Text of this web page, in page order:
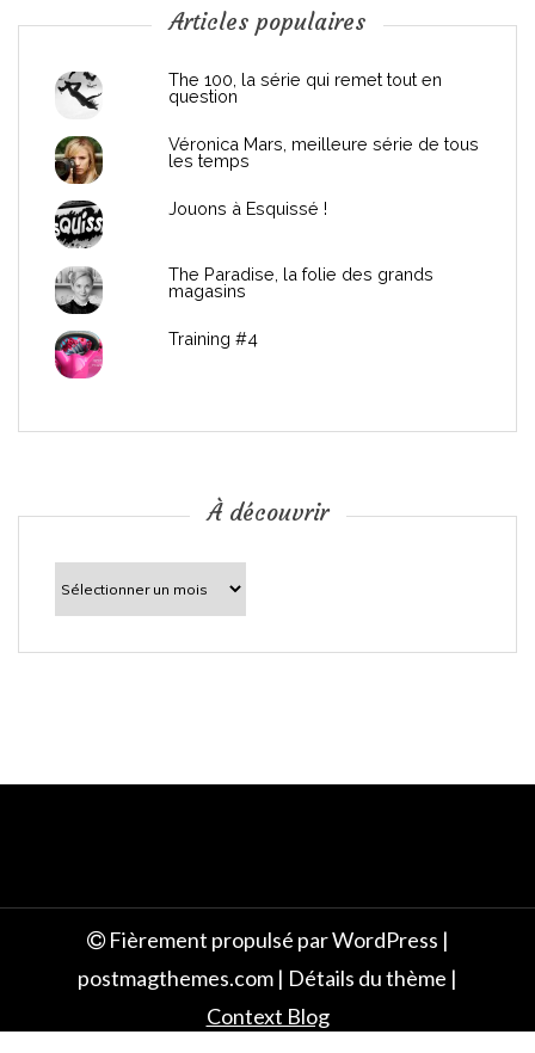
n
c
Articles populaires
The 100, la série qui remet tout en
question
Véronica Mars, meilleure série de tous
les temps
Jouons à Esquissé !
The Paradise, la folie des grands
magasins
Training #4
À découvrir
découvrir
Fièrement propulsé par WordPress |
postmagthemes.com | Détails du thème |
Context Blog